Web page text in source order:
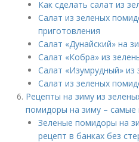
Как сделать салат из
Салат из зеленых
приготовления
Салат «Дунайский» на
Салат «Кобра» из
Салат «Изумрудный»
Салат из зеленых
Рецепты на зиму из
помидоры на зиму – самые
Зеленые помидоры на
рецепт в банках без